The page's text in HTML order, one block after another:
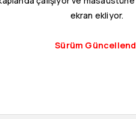
ekran ekliyor.
Sürüm